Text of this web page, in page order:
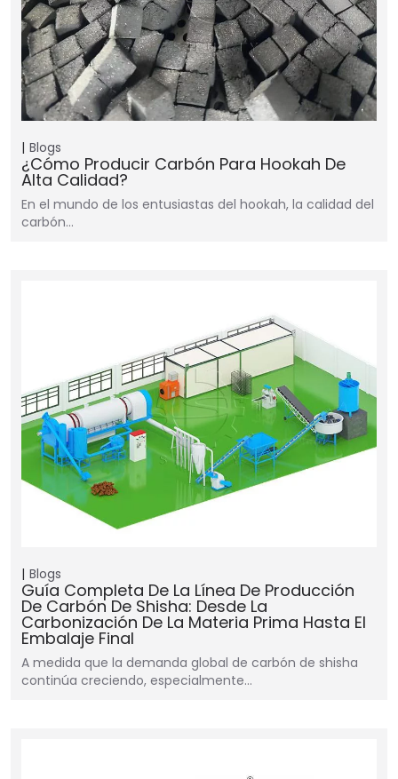
Blogs
¿Cómo Producir Carbón Para Hookah De
Alta Calidad?
En el mundo de los entusiastas del hookah, la calidad del
carbón…
Blogs
Guía Completa De La Línea De Producción
De Carbón De Shisha: Desde La
Carbonización De La Materia Prima Hasta El
Embalaje Final
A medida que la demanda global de carbón de shisha
continúa creciendo, especialmente…